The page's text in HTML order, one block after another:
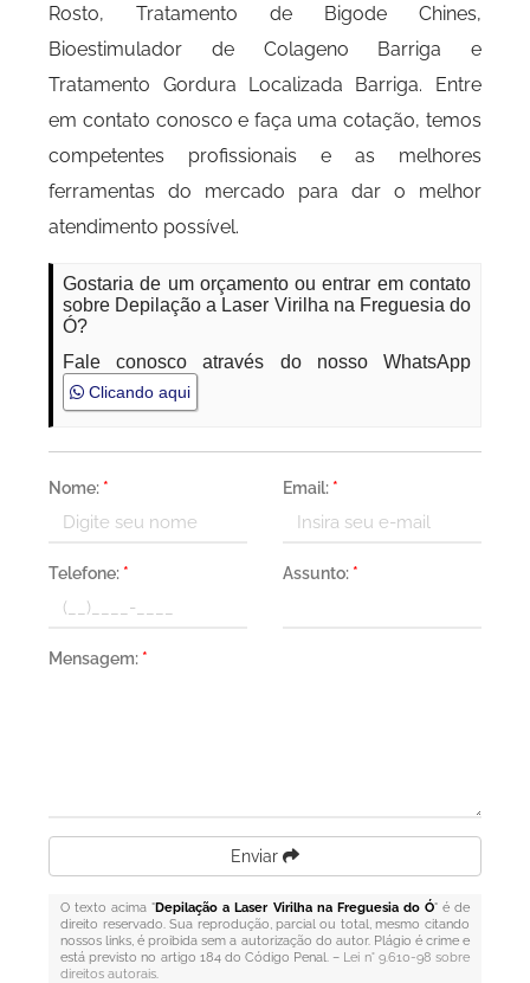
Rosto, Tratamento de Bigode Chines,
Bioestimulador de Colageno Barriga e
Tratamento Gordura Localizada Barriga. Entre
em contato conosco e faça uma cotação, temos
competentes profissionais e as melhores
ferramentas do mercado para dar o melhor
atendimento possível.
Gostaria de um orçamento ou entrar em contato
sobre Depilação a Laser Virilha na Freguesia do
Ó?
Fale conosco através do nosso WhatsApp
Clicando aqui
Nome: * Email: *
Telefone: * Assunto: *
Mensagem: *
Enviar
O texto acima "Depilação a Laser Virilha na Freguesia do Ó" é de
direito reservado. Sua reprodução, parcial ou total, mesmo citando
nossos links, é proibida sem a autorização do autor. Plágio é crime e
está previsto no artigo 184 do Código Penal. – Lei n° 9.610-98 sobre
direitos autorais.